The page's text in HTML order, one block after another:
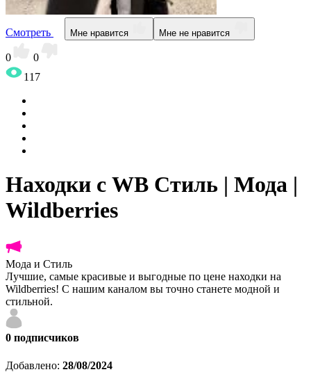
Смотреть Мне нравится Мне не нравится
0
0
117
Находки с WB Стиль | Мода |
Wildberries
Мода и Стиль
Лучшие, самые красивые и выгодные по цене находки на
Wildberries! С нашим каналом вы точно станете модной и
стильной.
0 подписчиков
Добавлено: 28/08/2024